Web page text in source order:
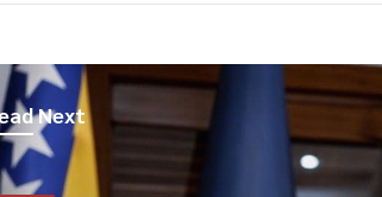
Next